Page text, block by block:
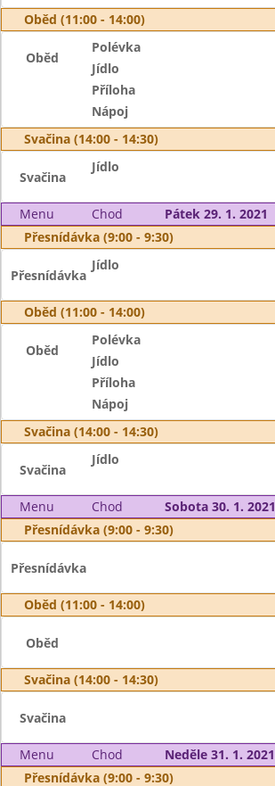
Oběd (11:00 - 14:00)
Oběd
Polévka
Jídlo
Příloha
Nápoj
Svačina (14:00 - 14:30)
Svačina
Jídlo
Menu Chod
Pátek 29. 1. 2021
Přesnídávka (9:00 - 9:30)
Přesnídávka
Jídlo
Oběd (11:00 - 14:00)
Oběd
Polévka
Jídlo
Příloha
Nápoj
Svačina (14:00 - 14:30)
Svačina
Jídlo
Menu Chod
Sobota 30. 1. 2021
Přesnídávka (9:00 - 9:30)
Přesnídávka
Oběd (11:00 - 14:00)
Oběd
Svačina (14:00 - 14:30)
Svačina
Menu Chod
Neděle 31. 1. 2021
Přesnídávka (9:00 - 9:30)